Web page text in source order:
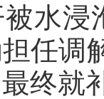
水浸
任调
终就